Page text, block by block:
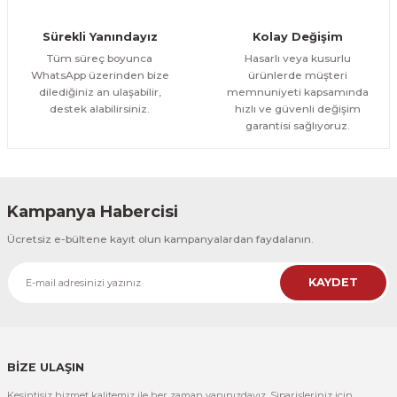
300,00 TL %25
CeSht
CeSht
Pembe Fonlu Good Things Are Coming Yazılı Tek Parça Ahşap Çerçeveli
500,00 TL
Sürekli Yanındayız
Tüm süreç boyunca
WhatsApp üzerinden bize
dilediğiniz an ulaşabilir,
destek alabilirsiniz.
Kolay Değişim
Hasarlı veya kusurlu
ürünlerde müşteri
memnuniyeti kapsamında
hızlı ve güvenli değişim
garantisi sağlıyoruz.
Kampanya Habercisi
Ücretsiz e-bültene kayıt olun kampanyalardan faydalanın.
KAYDET
BİZE ULAŞIN